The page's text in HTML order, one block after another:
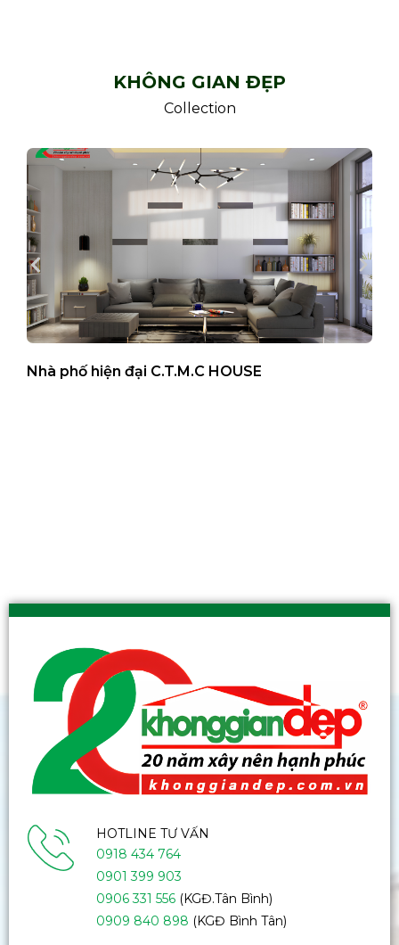
KHÔNG GIAN ĐẸP
Collection
Nhà phố hiện đại C.T.M.C HOUSE
HOTLINE TƯ VẤN
0918 434 764
0901 399 903
0906 331 556(KGĐ.Tân Bình)
0909 840 898 (KGĐ Bình Tân)